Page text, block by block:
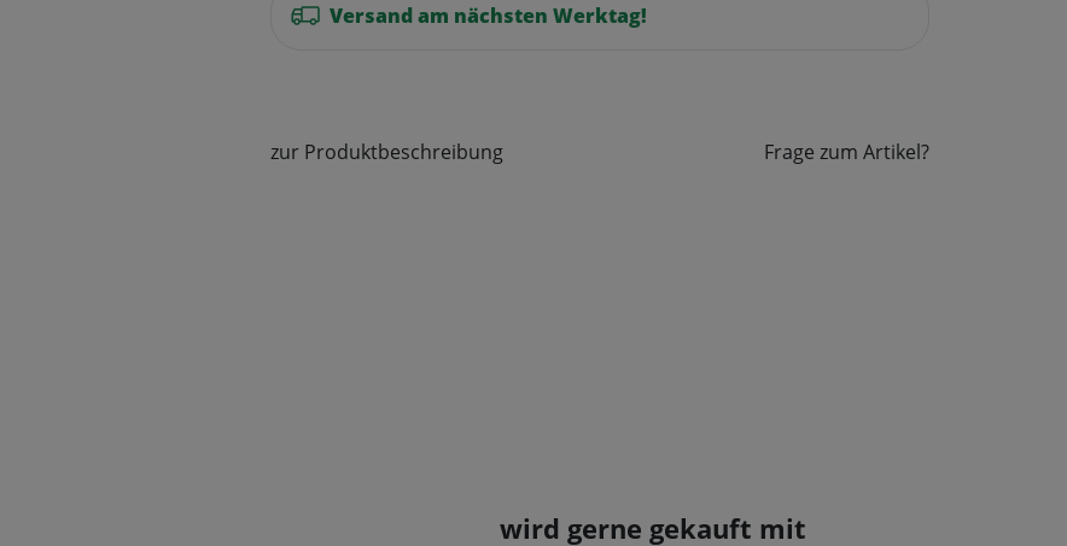
Versand am nächsten Werktag!
zur Produktbeschreibung Frage zum Artikel?
wird gerne gekauft mit